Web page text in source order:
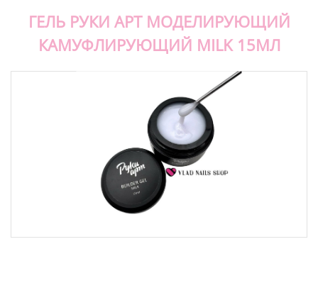
ГЕЛЬ РУКИ АРТ МОДЕЛИРУЮЩИЙ
КАМУФЛИРУЮЩИЙ MILK 15МЛ